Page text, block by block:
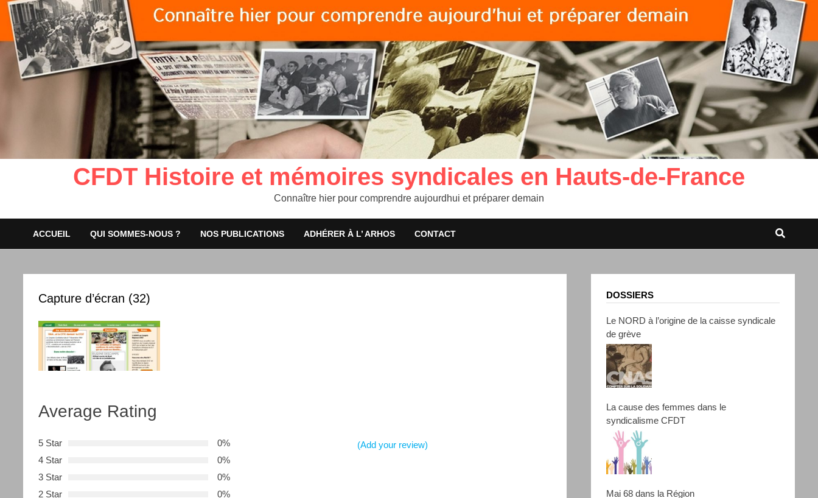
CFDT Histoire et mémoires syndicales en Hauts-de-France
Connaître hier pour comprendre aujourdhui et préparer demain
ACCUEIL QUI SOMMES-NOUS ? NOS PUBLICATIONS ADHÉRER À L’ ARHOS CONTACT
Capture d’écran (32)
Average Rating
5 Star
0%
4 Star
0%
3 Star
0%
2 Star
0%
(Add your review)
DOSSIERS
Le NORD à l’origine de la caisse syndicale
de grève
La cause des femmes dans le
syndicalisme CFDT
Mai 68 dans la Région